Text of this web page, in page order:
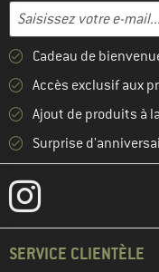
Adresse e-mail
Entrez votre adresse
Cadeau de
Accès exclusif aux
Ajout de produits à
Surprise
SERVICE CLIENTÈLE